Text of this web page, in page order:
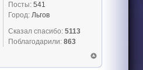
Посты: 541
Город: Льгов
Сказал спасибо: 5113
Поблагодарили: 863